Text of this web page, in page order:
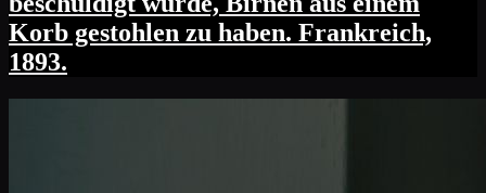
Korb gestohlen zu haben. Frankreich,
1893.